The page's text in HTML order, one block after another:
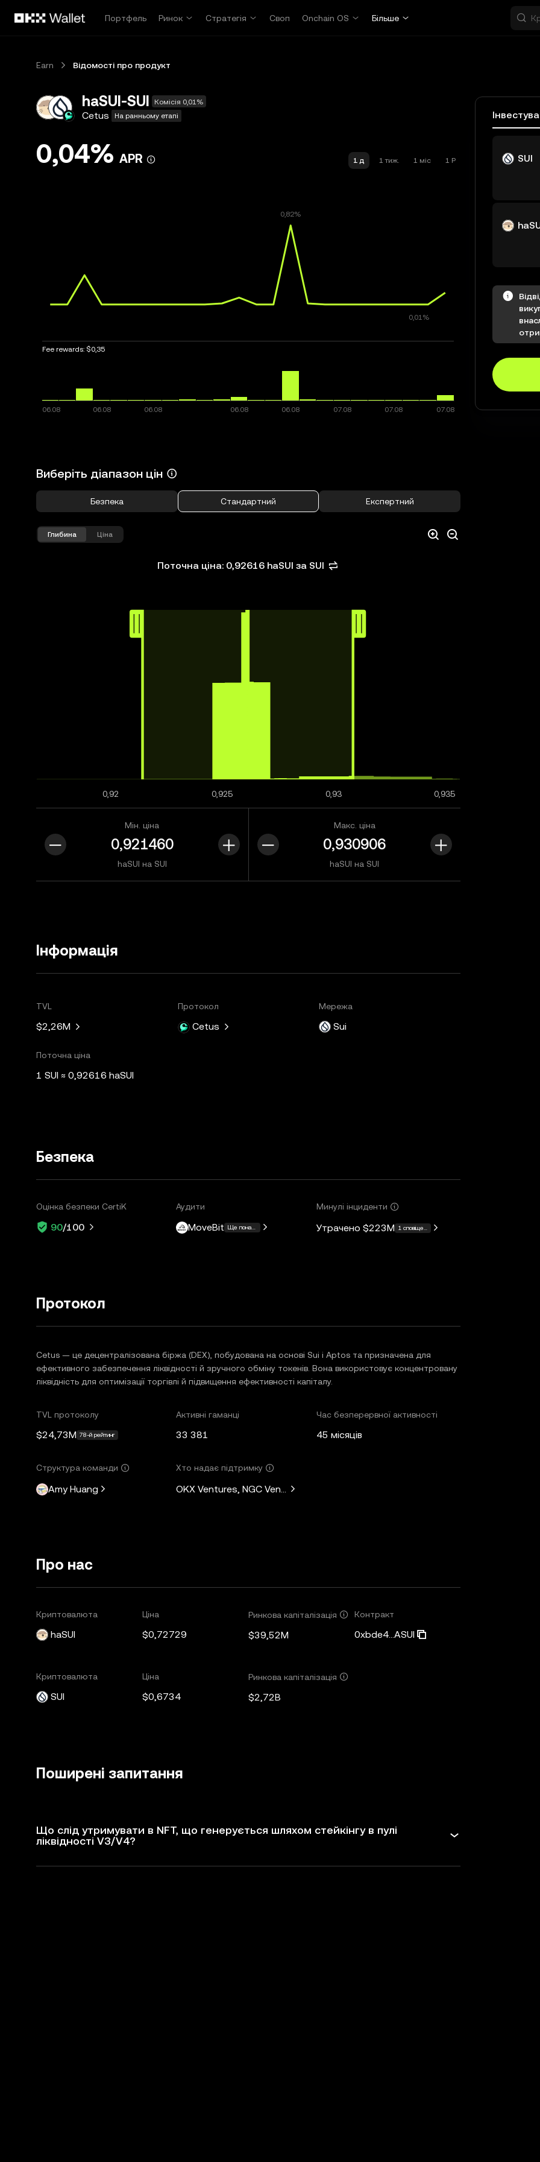
Портфель
Ринок Стратегія Своп Onchain OS Більше
Earn Відомості про продукт
haSUI-SUI Комісія 0,01%
Cetus На ранньому етапі
0,04% APR 1 д 1 тиж. 1 міс 1 Р
Fee rewards: $0,35
Виберіть діапазон цін
Безпека Стандартний Експертний
Глибина Ціна
Поточна ціна: 0,92616 haSUI за SUI
0,92 0,925 0,93 0,935
Мін. ціна
haSUI на SUI
Макс. ціна
haSUI на SUI
Інформація
TVL
$2,26M
Протокол
Cetus
Мережа
Sui
Поточна ціна
1 SUI ≈ 0,92616 haSUI
Безпека
Оцінка безпеки CertiK
90/100
Аудити
MoveBit Ще понад 3
Минулі інциденти
Утрачено $223M 1 сповіщення
Протокол
Cetus — це децентралізована біржа (DEX), побудована на основі Sui і Aptos та призначена для
ефективного забезпечення ліквідності й зручного обміну токенів. Вона використовує концентровану
ліквідність для оптимізації торгівлі й підвищення ефективності капіталу.
TVL протоколу
$24,73M 78-й рейтинг
Активні гаманці
33 381
Час безперервної активності
45 місяців
Структура команди
Amy Huang
Хто надає підтримку
OKX Ventures, NGC Ventures, Comma3 Ventures, Kucoin Ventures, IDG Capital,
Про нас
Криптовалюта
haSUI
Ціна
$0,72729
Ринкова капіталізація
$39,52M
Контракт
0xbde4...ASUI
Криптовалюта
SUI
Ціна
$0,6734
Ринкова капіталізація
$2,72B
Поширені запитання
Що слід утримувати в NFT, що генерується шляхом стейкінгу в пулі
ліквідності V3/V4?
SUI